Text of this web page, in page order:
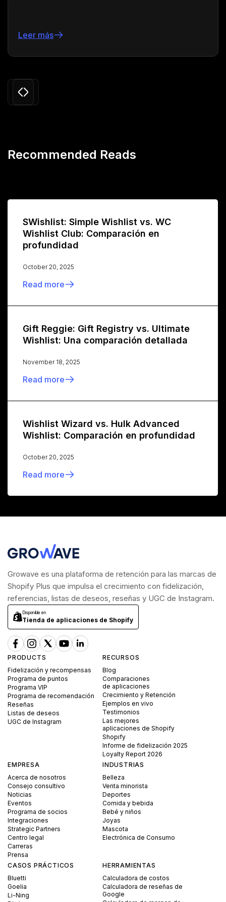
Leer más
Recommended Reads
SWishlist: Simple Wishlist vs. WC
Wishlist Club: Comparación en
profundidad
October 20, 2025
Read more
Gift Reggie: Gift Registry vs. Ultimate
Wishlist: Una comparación detallada
November 18, 2025
Read more
Wishlist Wizard vs. Hulk Advanced
Wishlist: Comparación en profundidad
October 20, 2025
Read more
Growave es una plataforma de retención para las marcas de
Shopify Plus que impulsa el crecimiento con fidelización,
referencias, listas de deseos, reseñas y UGC de Instagram.
Disponible en
Tienda de aplicaciones de Shopify
PRODUCTS
Fidelización y recompensas
Programa de puntos
Programa VIP
Programa de recomendación
Reseñas
Listas de deseos
UGC de Instagram
RECURSOS
Blog
Comparaciones
de aplicaciones
Crecimiento y Retención
Ejemplos en vivo
Testimonios
Las mejores
aplicaciones de Shopify
Shopify
Informe de fidelización 2025
Loyalty Report 2026
EMPRESA
Acerca de nosotros
Consejo consultivo
Noticias
Eventos
Programa de socios
Integraciones
Strategic Partners
Centro legal
Carreras
Prensa
INDUSTRIAS
Belleza
Venta minorista
Deportes
Comida y bebida
Bebé y niños
Joyas
Mascota
Electrónica de Consumo
CASOS PRÁCTICOS
Bluetti
Goelia
Li-Ning
HERRAMIENTAS
Calculadora de costos
Calculadora de reseñas de
Google